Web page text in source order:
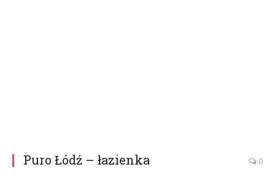
Puro Łódź – łazienka 0